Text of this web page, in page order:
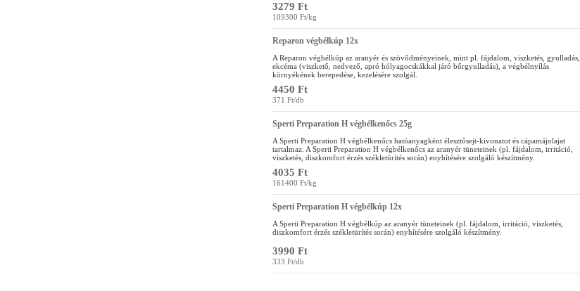
3279 Ft
109300 Ft/kg
Reparon végbélkúp 12x
A Reparon végbélkúp az aranyér és szövődményeinek, mint pl. fájdalom, viszketés, gyulladás,
ekcéma (viszkető, nedvező, apró hólyagocskákkal járó bőrgyulladás), a végbélnyílás
környékének berepedése, kezelésére szolgál.
4450 Ft
371 Ft/db
Sperti Preparation H végbélkenőcs 25g
A Sperti Preparation H végbélkenőcs hatóanyagként élesztősejt-kivonatot és cápamájolajat
tartalmaz. A Sperti Preparation H végbélkenőcs az aranyér tüneteinek (pl. fájdalom, irritáció,
viszketés, diszkomfort érzés székletürítés során) enyhítésére szolgáló készítmény.
4035 Ft
161400 Ft/kg
Sperti Preparation H végbélkúp 12x
A Sperti Preparation H végbélkúp az aranyér tüneteinek (pl. fájdalom, irritáció, viszketés,
diszkomfort érzés székletürítés során) enyhítésére szolgáló készítmény.
3990 Ft
333 Ft/db